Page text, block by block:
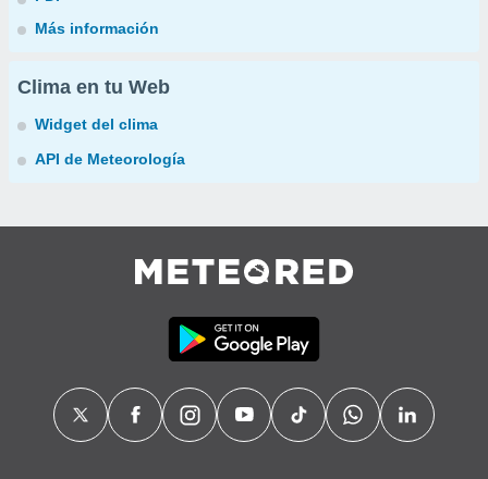
Más información
Clima en tu Web
Widget del clima
API de Meteorología